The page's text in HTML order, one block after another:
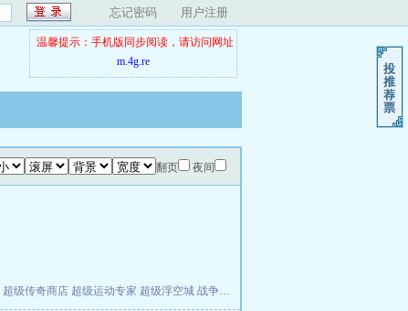
忘记密码 用户注册
温馨提示：手机版同步阅读，请访问网址
m.4g.re
翻页 夜间
超级传奇商店 超级运动专家 超级浮空城 战争天堂